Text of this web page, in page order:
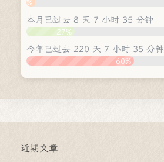
5%
本月已过去 8 天 7 小时 35 分钟
27%
今年已过去 220 天 7 小时 35 分钟
60%
近期文章